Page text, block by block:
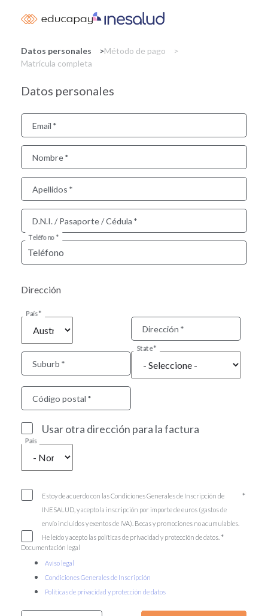
to
content
Datos personales
Método de pago
Matrícula completa
Datos personales
Email
Nombre
Apellidos
D.N.I. / Pasaporte / Cédula
Teléfono
Dirección
País
Dirección
Suburb
State
Código postal
Usar otra dirección para la factura
País
Estoy de acuerdo con las Condiciones Generales de Inscripción de
INESALUD, y acepto la inscripción por importe de euros (gastos de
envío incluidos y exentos de IVA). Becas y promociones no acumulables.
He leído y acepto las políticas de privacidad y protección de datos.
Documentación legal
Aviso legal
Condiciones Generales de Inscripción
Políticas de privacidad y protección de datos